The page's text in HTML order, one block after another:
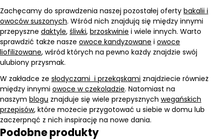
Zachęcamy do sprawdzenia naszej pozostałej oferty bakalii i
owoców suszonych. Wśród nich znajdują się między innymi
przepyszne daktyle, śliwki, brzoskwinie i wiele innych. Warto
sprawdzić także nasze owoce kandyzowane i owoce
liofilizowane, wśród których na pewno każdy znajdzie swój
ulubiony przysmak.
W zakładce ze słodyczami i przekąskami znajdziecie również
między innymi owoce w czekoladzie. Natomiast na
naszym blogu znajduje się wiele przepysznych wegańskich
przepisów, które możecie przygotować u siebie w domu lub
zaczerpnąć z nich inspirację na nowe dania.
Podobne produkty